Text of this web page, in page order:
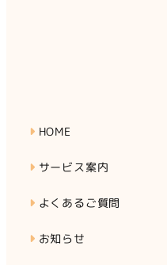
HOME
サービス案内
よくあるご質問
お知らせ